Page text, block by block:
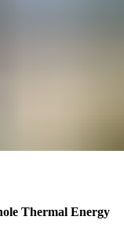
Thermal Energy